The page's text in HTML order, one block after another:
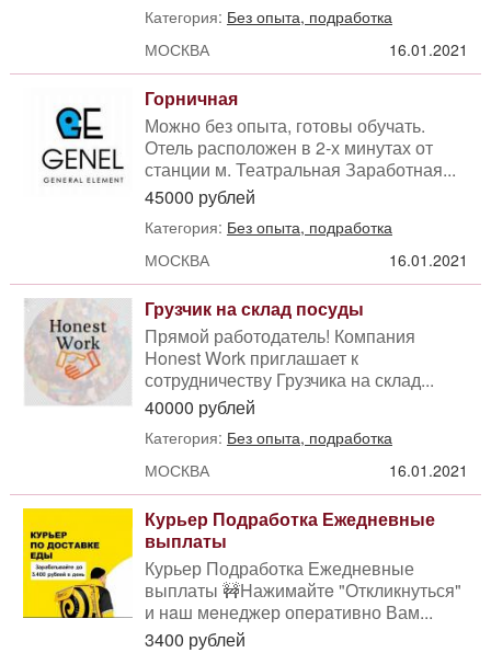
Категория: Без опыта, подработка
МОСКВА
16.01.2021
Горничная
Можно без опыта, готовы обучать.
Отель расположен в 2-х минутах от
станции м. Театральная Заработная...
45000 рублей
Категория: Без опыта, подработка
МОСКВА
16.01.2021
Грузчик на склад посуды
Прямой работодатель! Компания
Honest Work приглашает к
сотрудничеству Грузчика на склад...
40000 рублей
Категория: Без опыта, подработка
МОСКВА
16.01.2021
Курьер Подработка Ежедневные
выплаты
Курьер Подработка Ежедневные
выплаты 🚧Hажимaйтe "Откликнуться"
и нaш мeнеджер опeрaтивно Вам...
3400 рублей